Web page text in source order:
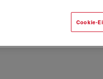
Cookie-